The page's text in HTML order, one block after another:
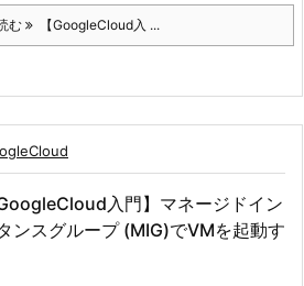
む 【GoogleCloud入 ...
GoogleCloud入門】マネージドイン
ンスグループ (MIG)でVMを起動す